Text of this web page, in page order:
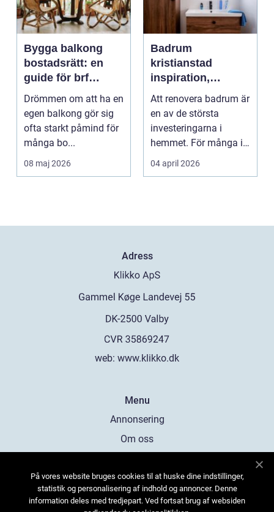
Bygga balkong
bostadsrätt: en
guide för brf
medlemmar
Drömmen om att ha en
egen balkong gör sig
ofta starkt påmind för
många bo...
08 maj 2026
Badrum
kristianstad
inspiration,
planering och
smarta val
Att renovera badrum är
en av de största
investeringarna i
hemmet. För många i
och runt Kristianstad ...
04 april 2026
Adress
web: www.klikko.dk
Menu
Annonsering
Om oss
Kontakta oss
Sitemap
På vores website bruges cookies til at huske dine indstillinger,
statistik og personalisering af indhold og annoncer. Denne
information deles med tredjepart. Ved fortsat brug af websiden